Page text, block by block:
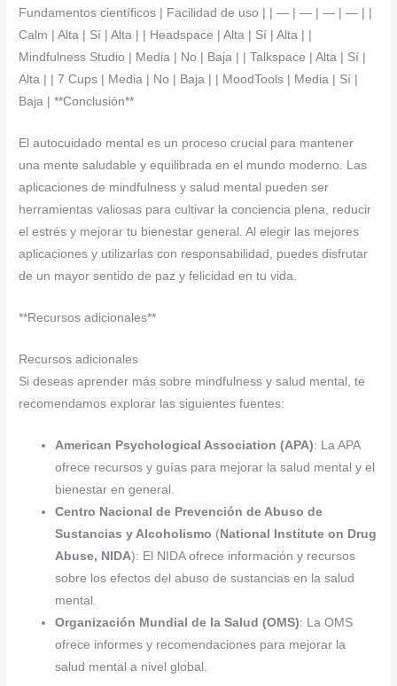
Fundamentos científicos | Facilidad de uso | | — | — | — | — | |
Calm | Alta | Sí | Alta | | Headspace | Alta | Sí | Alta | |
Mindfulness Studio | Media | No | Baja | | Talkspace | Alta | Sí |
Alta | | 7 Cups | Media | No | Baja | | MoodTools | Media | Sí |
Baja | **Conclusión**
El autocuidado mental es un proceso crucial para mantener
una mente saludable y equilibrada en el mundo moderno. Las
aplicaciones de mindfulness y salud mental pueden ser
herramientas valiosas para cultivar la conciencia plena, reducir
el estrés y mejorar tu bienestar general. Al elegir las mejores
aplicaciones y utilizarlas con responsabilidad, puedes disfrutar
de un mayor sentido de paz y felicidad en tu vida.
**Recursos adicionales**
Recursos adicionales
Si deseas aprender más sobre mindfulness y salud mental, te
recomendamos explorar las siguientes fuentes:
American Psychological Association (APA): La APA
ofrece recursos y guías para mejorar la salud mental y el
bienestar en general.
Centro Nacional de Prevención de Abuso de
Sustancias y Alcoholismo (National Institute on Drug
Abuse, NIDA): El NIDA ofrece información y recursos
sobre los efectos del abuso de sustancias en la salud
mental.
Organización Mundial de la Salud (OMS): La OMS
ofrece informes y recomendaciones para mejorar la
salud mental a nivel global.